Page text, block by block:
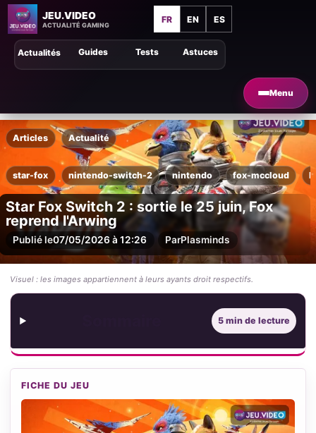
JEU.VIDEO
ACTUALITÉ GAMING
FR EN ES
Menu
Astuces
Guides Tests
Actualités
Articles Actualité
star-fox nintendo-switch-2 nintendo fox-mccloud
Star Fox Switch 2 : sortie le 25 juin, Fox
reprend l'Arwing
Publié le07/05/2026 à 12:26 ParPlasminds
Visuel : les images appartiennent à leurs ayants droit respectifs.
5 min de lecture
FICHE DU JEU